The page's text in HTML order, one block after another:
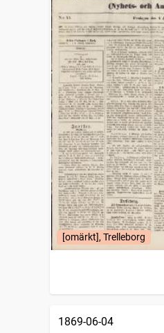
[omärkt], Trelleborg
1869-06-04